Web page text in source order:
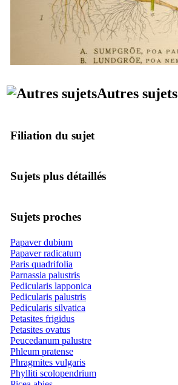
Autres sujets
Filiation du sujet
Sujets plus détaillés
Sujets proches
Papaver dubium
Papaver radicatum
Paris quadrifolia
Parnassia palustris
Pedicularis lapponica
Pedicularis palustris
Pedicularis silvatica
Petasites frigidus
Petasites ovatus
Peucedanum palustre
Phleum pratense
Phragmites vulgaris
Phylliti scolopendrium